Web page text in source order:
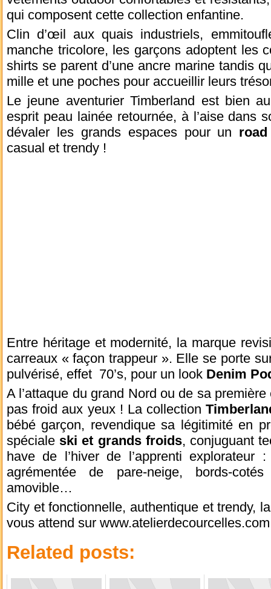
qui composent cette collection enfantine.
Clin d’œil aux quais industriels,
manche tricolore, les garçons adoptent les
shirts se parent d’une ancre marine tandis
mille et une poches pour accueillir leurs
Le jeune aventurier Timberland est bien
esprit peau lainée retournée, à l’aise dans
dévaler les grands espaces pour un
casual et trendy !
Entre héritage et modernité, la marque
carreaux « façon trappeur ». Elle se porte
pulvérisé, effet 70’s, pour un look Denim
A l’attaque du grand Nord ou de sa
pas froid aux yeux ! La collection
bébé garçon, revendique sa légitimité en
spéciale ski et grands froids, conjuguant
have de l’hiver de l’apprenti
agrémentée de pare-neige, bords-
amovible…
City et fonctionnelle, authentique et trendy,
vous attend sur www.atelierdecourcelles.com
Related posts: